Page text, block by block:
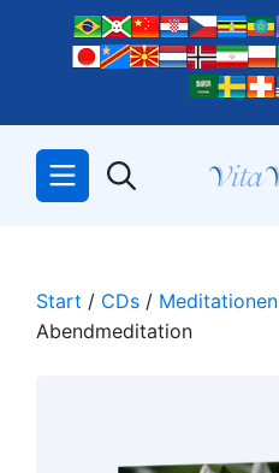
springen
Start / CDs / Meditationen
Abendmeditation